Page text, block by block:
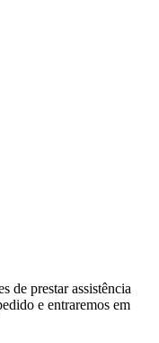
de prestar assistência
e entraremos em